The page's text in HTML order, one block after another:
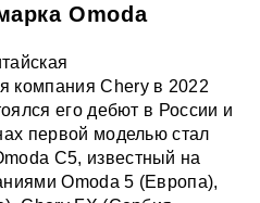
Omoda
компания Chery в 2022
его дебют в России и
первой моделью стал
C5, известный на
Omoda 5 (Европа),